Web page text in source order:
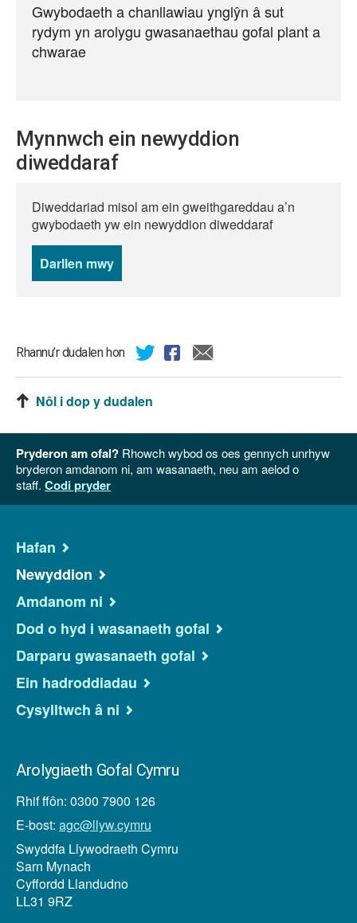
Gwybodaeth a chanllawiau ynglŷn â sut
rydym yn arolygu gwasanaethau gofal plant a
chwarae
Mynnwch ein newyddion
diweddaraf
Diweddariad misol am ein gweithgareddau a’n
gwybodaeth yw ein newyddion diweddaraf
Darllen mwy
newyddion
Rhannu’r dudalen hon
Nôl i dop y dudalen
Pryderon am ofal? Rhowch wybod os oes gennych unrhyw
bryderon amdanom ni, am wasanaeth, neu am aelod o
staff. Codi pryder
Hafan
Newyddion
Amdanom ni
Dod o hyd i wasanaeth gofal
Darparu gwasanaeth gofal
Ein hadroddiadau
Cysylltwch â ni
Arolygiaeth Gofal Cymru
Rhif ffôn: 0300 7900 126
E-bost: agc@llyw.cymru
Swyddfa Llywodraeth Cymru
Sarn Mynach
Cyffordd Llandudno
LL31 9RZ